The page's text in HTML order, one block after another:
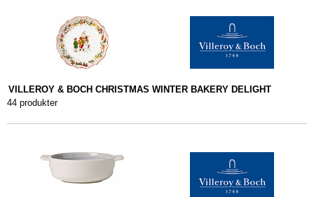
VILLEROY & BOCH CHRISTMAS WINTER BAKERY DELIGHT
44 produkter